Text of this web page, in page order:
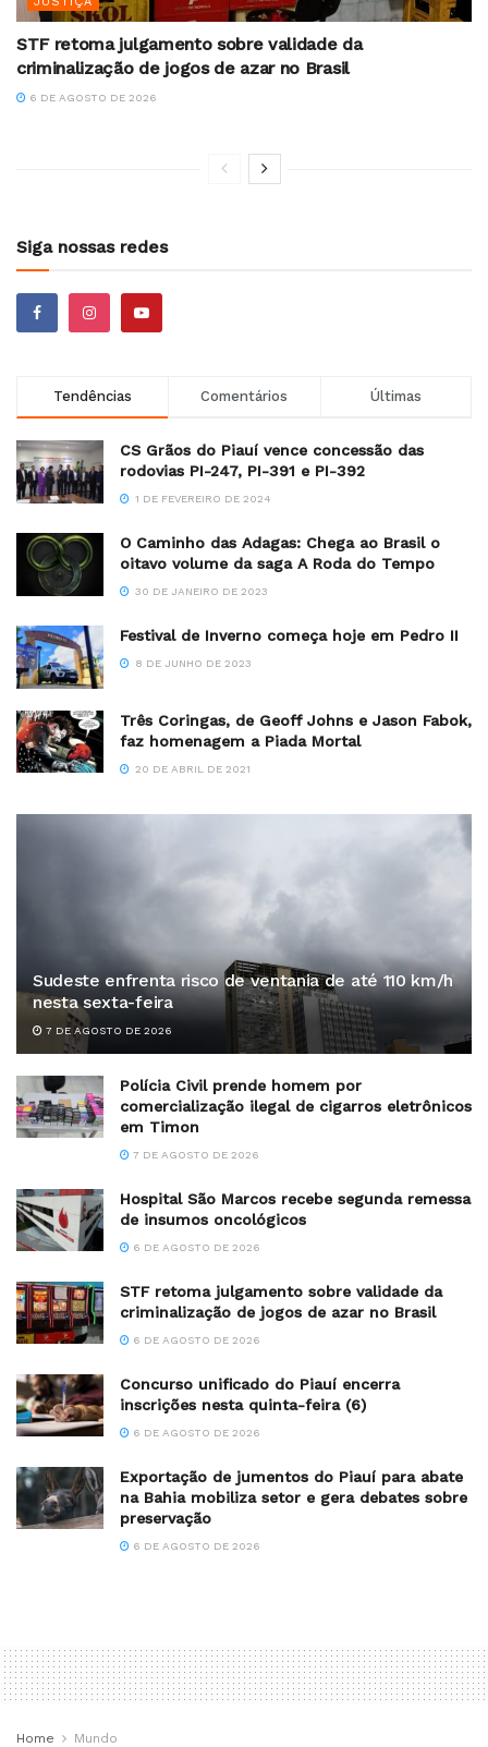
STF retoma julgamento sobre validade da
criminalização de jogos de azar no Brasil
6 DE AGOSTO DE 2026
Siga nossas redes
Tendências Comentários Últimas
CS Grãos do Piauí vence concessão das
rodovias PI-247, PI-391 e PI-392
1 DE FEVEREIRO DE 2024
O Caminho das Adagas: Chega ao Brasil o
oitavo volume da saga A Roda do Tempo
30 DE JANEIRO DE 2023
Festival de Inverno começa hoje em Pedro II
8 DE JUNHO DE 2023
Três Coringas, de Geoff Johns e Jason Fabok,
faz homenagem a Piada Mortal
20 DE ABRIL DE 2021
Sudeste enfrenta risco de ventania de até 110 km/h
nesta sexta-feira
7 DE AGOSTO DE 2026
Polícia Civil prende homem por
comercialização ilegal de cigarros eletrônicos
em Timon
7 DE AGOSTO DE 2026
Hospital São Marcos recebe segunda remessa
de insumos oncológicos
6 DE AGOSTO DE 2026
STF retoma julgamento sobre validade da
criminalização de jogos de azar no Brasil
6 DE AGOSTO DE 2026
Concurso unificado do Piauí encerra
inscrições nesta quinta-feira (6)
6 DE AGOSTO DE 2026
Exportação de jumentos do Piauí para abate
na Bahia mobiliza setor e gera debates sobre
preservação
6 DE AGOSTO DE 2026
Home Mundo